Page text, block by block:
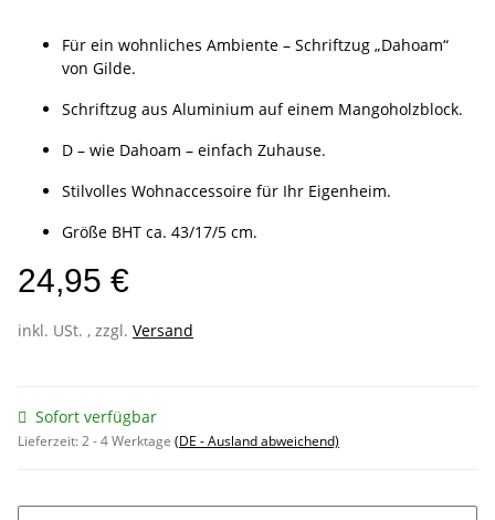
Für ein wohnliches Ambiente – Schriftzug „Dahoam“
von Gilde.
Schriftzug aus Aluminium auf einem Mangoholzblock.
D – wie Dahoam – einfach Zuhause.
Stilvolles Wohnaccessoire für Ihr Eigenheim.
Größe BHT ca. 43/17/5 cm.
24,95 €
inkl. USt. , zzgl. Versand
Sofort verfügbar
Lieferzeit:2 - 4 Werktage (DE - Ausland abweichend)